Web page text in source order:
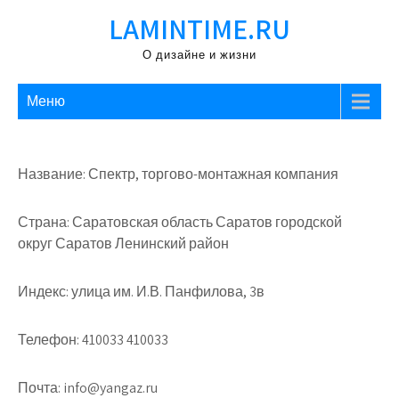
LAMINTIME.RU
О дизайне и жизни
Меню
Название: Спектр, торгово-монтажная компания
Страна: Саратовская область Саратов городской
округ Саратов Ленинский район
Индекс: улица им. И.В. Панфилова, 3в
Телефон: 410033 410033
Почта: info@yangaz.ru